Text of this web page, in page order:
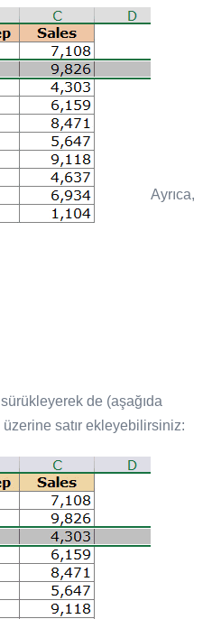
Ayrıca,
de (aşağıda
satır ekleyebilirsiniz: